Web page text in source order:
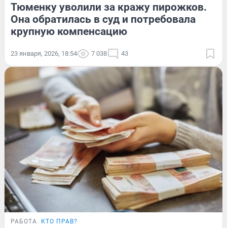
Тюменку уволили за кражу пирожков.
Она обратилась в суд и потребовала
крупную компенсацию
23 января, 2026, 18:54 7 038 43
РАБОТА КТО ПРАВ?